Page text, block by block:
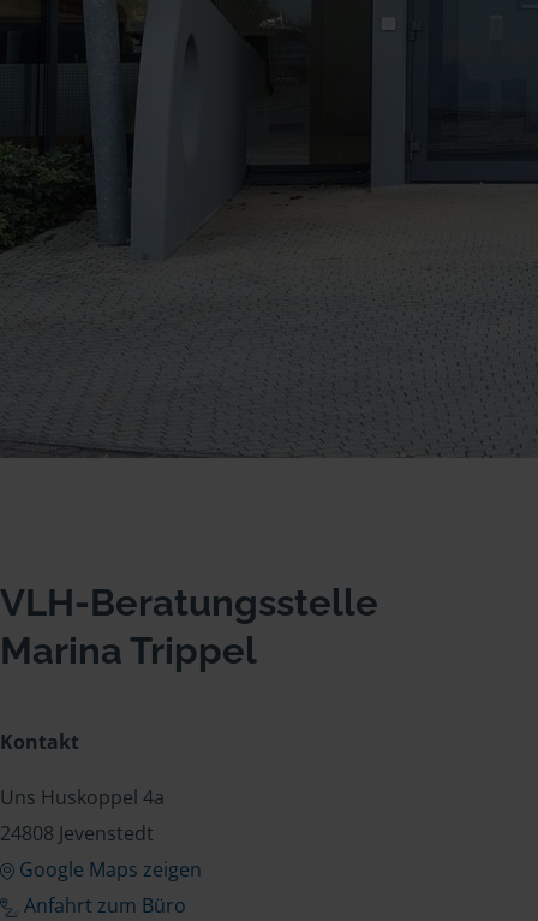
VLH-Beratungsstelle
Marina Trippel
Kontakt
Uns Huskoppel 4a
24808 Jevenstedt
Google Maps zeigen
Anfahrt zum Büro